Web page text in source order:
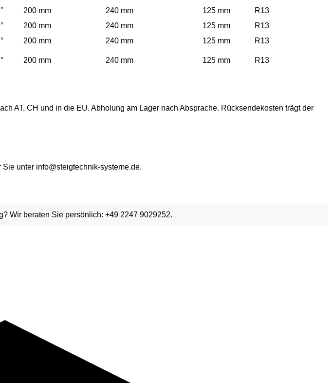
200 mm 240 mm 125 mm
R13
200 mm 240 mm 125 mm
R13
200 mm 240 mm 125 mm R13
200 mm 240 mm 125 mm R13
AT, CH und in die EU. Abholung am Lager nach Absprache. Rücksendekosten trägt der
unter info@steigtechnik-systeme.de.
Wir beraten Sie persönlich: +49 2247 9029252.